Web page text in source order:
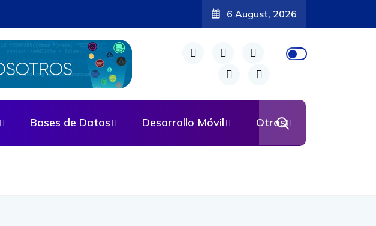
6 August, 2026
Bases de Datos Desarrollo Móvil Otros